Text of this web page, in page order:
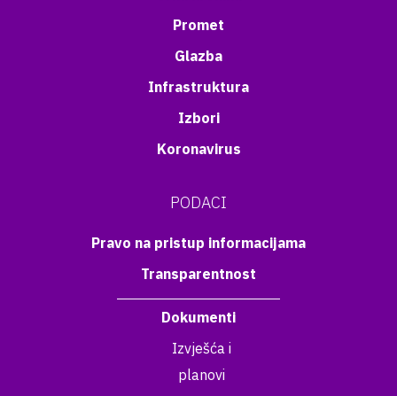
Promet
Glazba
Infrastruktura
Izbori
Koronavirus
PODACI
Pravo na pristup informacijama
Transparentnost
Dokumenti
Izvješća i
planovi